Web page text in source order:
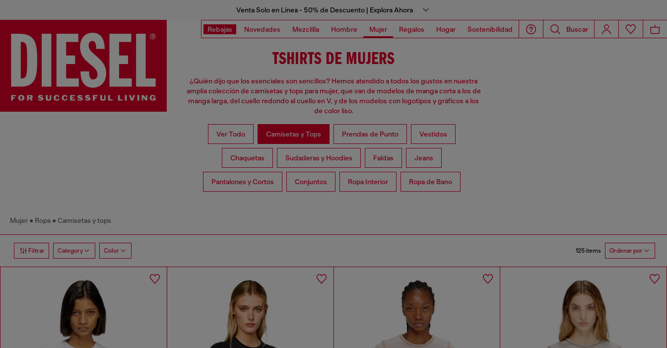
Venta Solo en Línea - 50% de Descuento | Explora Ahora
Rebajas Novedades Mezclilla Hombre Mujer Regalos Hogar Sostenibilidad Buscar
TSHIRTS DE MUJERS
¿Quién dijo que los esenciales son sencillos? Hemos atendido a todos los gustos en nuestra
amplia colección de camisetas y tops para mujer, que van de modelos de manga corta a los de
manga larga, del cuello redondo al cuello en V, y de los modelos con logotipos y gráficos a los
de color liso.
Ver Todo Camisetas y Tops Prendas de Punto Vestidos
Chaquetas Sudaderas y Hoodies Faldas Jeans
Pantalones y Cortos Conjuntos Ropa Interior Ropa de Bano
Mujer Ropa Camisetas y tops
Filtrar Category Color 125 items Ordenar por